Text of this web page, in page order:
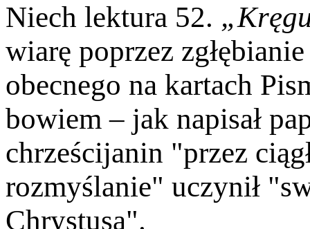
Niech lektura 52.
wiarę poprzez
obecnego na kartach
bowiem – jak napisał
chrześcijanin "przez
rozmyślanie" uczynił
Chrystusa".